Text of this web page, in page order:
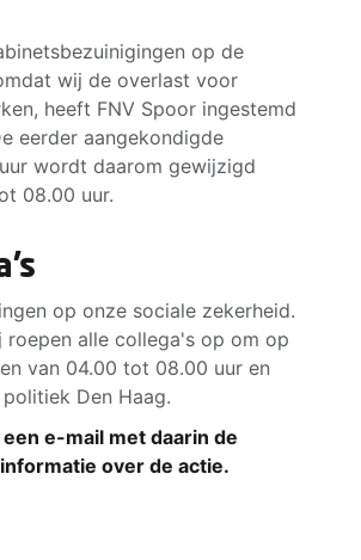
op de
wij de overlast voor
heeft FNV Spoor ingestemd
eerder aangekondigde
wordt daarom gewijzigd
08.00 uur.
op onze sociale zekerheid.
alle collega's op om op
van 04.00 tot 08.00 uur en
Den Haag.
e-mail met daarin de
over de actie.